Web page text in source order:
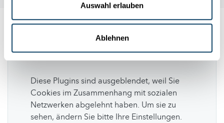
Auswahl erlauben
Ablehnen
science.lu
Diese Plugins sind ausgeblendet, weil Sie
Cookies im Zusammenhang mit sozialen
Netzwerken abgelehnt haben. Um sie zu
sehen, ändern Sie bitte Ihre Einstellungen.